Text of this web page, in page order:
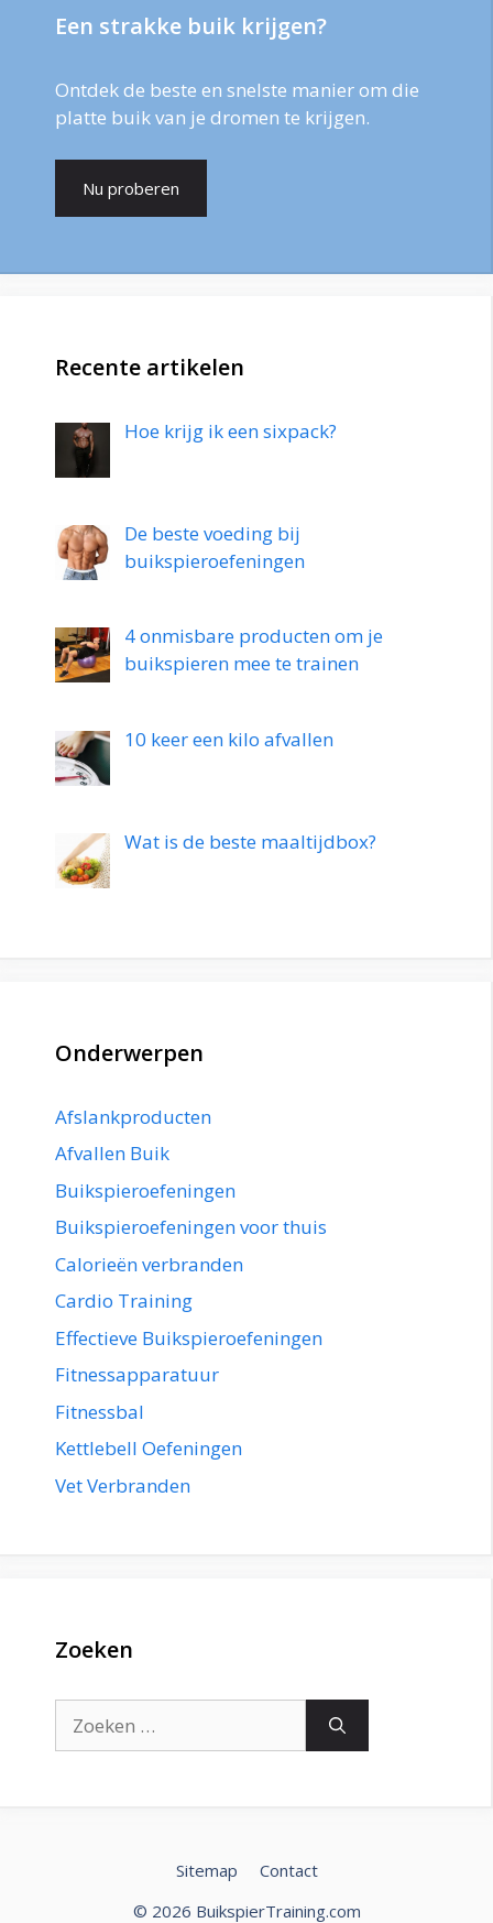
Een strakke buik krijgen?
Ontdek de beste en snelste manier om die
platte buik van je dromen te krijgen.
Nu proberen
Recente artikelen
Hoe krijg ik een sixpack?
De beste voeding bij
buikspieroefeningen
4 onmisbare producten om je
buikspieren mee te trainen
10 keer een kilo afvallen
Wat is de beste maaltijdbox?
Onderwerpen
Afslankproducten
Afvallen Buik
Buikspieroefeningen
Buikspieroefeningen voor thuis
Calorieën verbranden
Cardio Training
Effectieve Buikspieroefeningen
Fitnessapparatuur
Fitnessbal
Kettlebell Oefeningen
Vet Verbranden
Zoeken
naar:
Sitemap
Contact
© 2026 BuikspierTraining.com